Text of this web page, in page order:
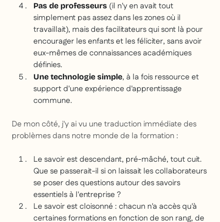
Pas de professeurs (il n'y en avait tout
simplement pas assez dans les zones où il
travaillait), mais des facilitateurs qui sont là pour
encourager les enfants et les féliciter, sans avoir
eux-mêmes de connaissances académiques
définies.
Une technologie simple, à la fois ressource et
support d'une expérience d'apprentissage
commune.
De mon côté, j'y ai vu une traduction immédiate des
problèmes dans notre monde de la formation :
Le savoir est descendant, pré-mâché, tout cuit.
Que se passerait-il si on laissait les collaborateurs
se poser des questions autour des savoirs
essentiels à l'entreprise ?
Le savoir est cloisonné : chacun n'a accès qu'à
certaines formations en fonction de son rang, de